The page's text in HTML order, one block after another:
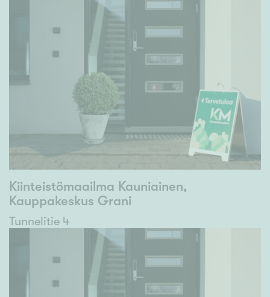
Kiinteistömaailma Kauniainen,
Kauppakeskus Grani
Tunnelitie 4